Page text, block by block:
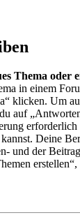
Thema oder
in einem
klicken. Um
auf
Deine
und der